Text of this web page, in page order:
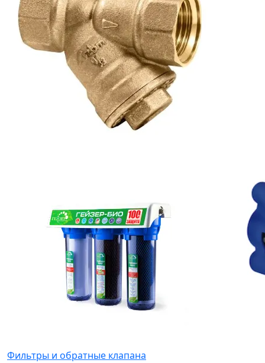
Фильтры и обратные клапана